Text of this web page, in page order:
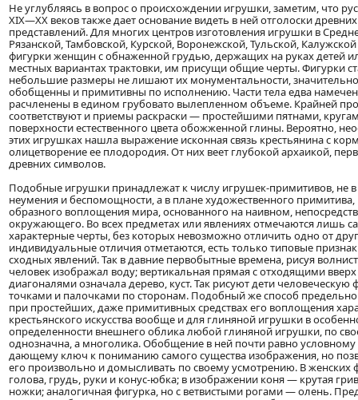
Не углубляясь в вопрос о происхождении игрушки, заметим, что
XIX—XX веков также дает основание видеть в ней отголоски
представлений. Для многих центров изготовления игрушки в
Рязанской, Тамбовской, Курской, Воронежской, Тульской,
фигурки женщин с обнаженной грудью, держащих на руках детей
местных вариантах трактовки, им присущи общие черты. Фигурки
небольшие размеры не лишают их монументальности,
обобщенны и примитивны по исполнению. Части тела едва
расчленены в едином грубовато вылепленном объеме. Крайней
соответствуют и приемы раскраски — простейшими пятнами,
поверхности естественного цвета обожженной глины. Вероятно,
этих игрушках нашла выражение исконная связь крестьянина с
олицетворение ее плодородия. От них веет глубокой архаикой,
древних символов.
Подобные игрушки принадлежат к числу игрушек-примитивов, не
неумения и беспомощности, а в плане художественного примитива,
образного воплощения мира, основанного на наивном,
окружающего. Во всех предметах или явлениях отмечаются лишь
характерные черты, без которых невозможно отличить одно от
индивидуальные отличия отметаются, есть только типовые
сходных явлений. Так в давние первобытные времена, рисуя
человек изображал воду; вертикальная прямая с отходящими
диагоналями означала дерево, куст. Так рисуют дети человеческую
точками и палочками по сторонам. Подобный же способ
при простейших, даже примитивных средствах его воплощения
крестьянского искусства вообще и для глиняной игрушки в
определенности внешнего облика любой глиняной игрушки, по
однозначна, а многолика. Обобщение в ней почти равно условному
дающему ключ к пониманию самого существа изображения, но
его произвольно и домысливать по своему усмотрению. В женских
голова, грудь, руки и конус-юбка; в изображении коня — крутая
ножки; аналогичная фигурка, но с ветвистыми рогами — олень.